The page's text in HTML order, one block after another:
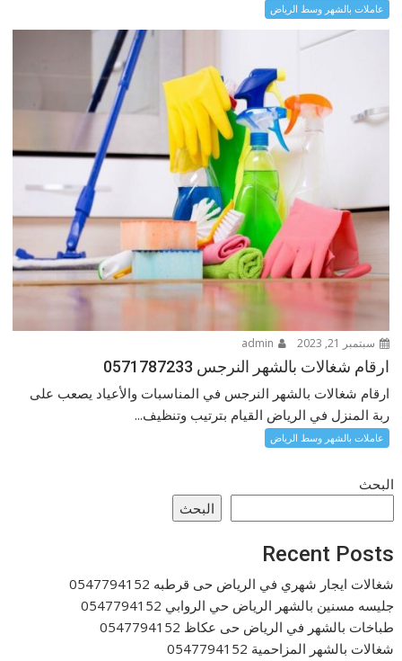
عاملات بالشهر وسط الرياض
سبتمبر 21, 2023
ارقام شغالات بالشهر النرجس 0571787233
ارقام شغالات بالشهر النرجس في المناسبات والأعياد يصعب على
ربة المنزل في الرياض القيام بترتيب وتنظيف...
عاملات بالشهر وسط الرياض
البحث
البحث
Recent Posts
شغالات ايجار شهري في الرياض حى قرطبه 0547794152
جليسه مسنين بالشهر الرياض حي الروابي 0547794152
طباخات بالشهر في الرياض حى عكاظ 0547794152
شغالات بالشهر المزاحمية 0547794152